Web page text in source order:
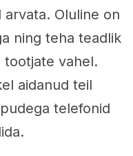
Oluline on
ning teha teadlik
tootjate vahel.
aidanud teil
telefonid